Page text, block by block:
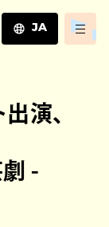
JA
ZH
演、
-